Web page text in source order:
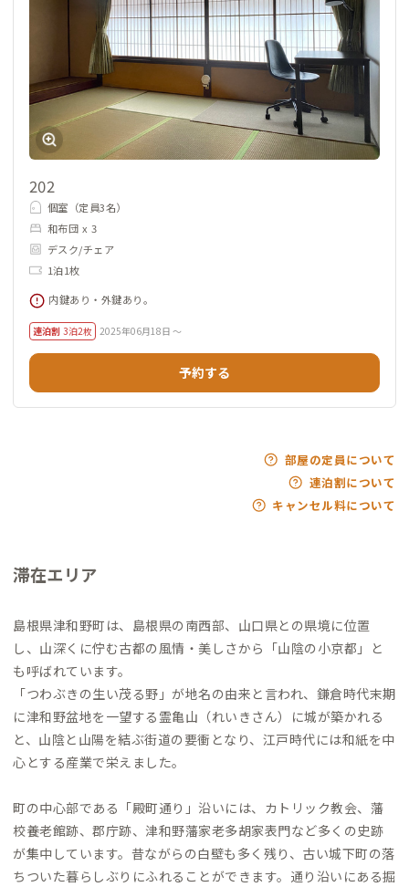
202
個室（定員3名）
和布団 x 3
デスク/チェア
1泊1枚
内鍵あり・外鍵あり。
連泊割 3泊2枚 2025年06月18日 ～
予約する
部屋の定員について
連泊割について
キャンセル料について
滞在エリア
島根県津和野町は、島根県の南西部、山口県との県境に位置
し、山深くに佇む古都の風情・美しさから「山陰の小京都」と
も呼ばれています。
「つわぶきの生い茂る野」が地名の由来と言われ、鎌倉時代末期
に津和野盆地を一望する霊亀山（れいきさん）に城が築かれる
と、山陰と山陽を結ぶ街道の要衝となり、江戸時代には和紙を中
心とする産業で栄えました。
町の中心部である「殿町通り」沿いには、カトリック教会、藩
校養老館跡、郡庁跡、津和野藩家老多胡家表門など多くの史跡
が集中しています。昔ながらの白壁も多く残り、古い城下町の落
ちついた暮らしぶりにふれることができます。通り沿いにある掘